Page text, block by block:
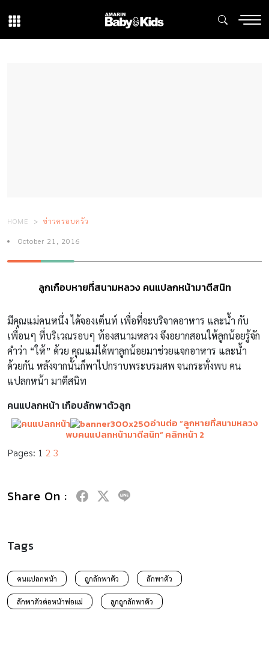
HOME ข่าวครอบครัว
October 21, 2016
ลูกเกือบหายที่สนามหลวง คนแปลกหน้ามาตีสนิท
มีคุณแม่คนหนึ่ง ได้จองเต็นท์ เพื่อที่จะบริจาคอาหาร และน้ำ กับ
เพื่อนๆ ที่บริเวณรอบๆ ท้องสนามหลวง จึงอยากสอนให้ลูกน้อยรู้จัก
คำว่า “ให้” ด้วย คุณแม่ได้พาลูกน้อยมาช่วยแจกอาหาร และน้ำ
ด้วยกัน หลังจากนั้นก็พาไปกราบพระบรมศพ จนกระทั่งพบ คน
แปลกหน้า มาตีสนิท
คนแปลกหน้า เกือบลักพาตัวลูก
อ่านต่อ “ลูกหายที่สนามหลวง
พบคนแปลกหน้ามาตีสนิท” คลิกหน้า 2
Pages: 1 2 3
Share On :
Tags
คนแปลกหน้า ถูกลักพาตัว ลักพาตัว
ลักพาตัวต่อหน้าพ่อแม่ ลูกถูกลักพาตัว